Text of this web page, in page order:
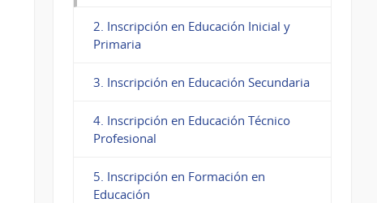
2. Inscripción en Educación Inicial y
Primaria
3. Inscripción en Educación Secundaria
4. Inscripción en Educación Técnico
Profesional
5. Inscripción en Formación en
Educación